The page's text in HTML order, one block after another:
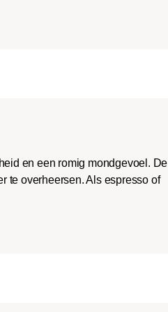
en een romig mondgevoel. De
te overheersen. Als espresso of